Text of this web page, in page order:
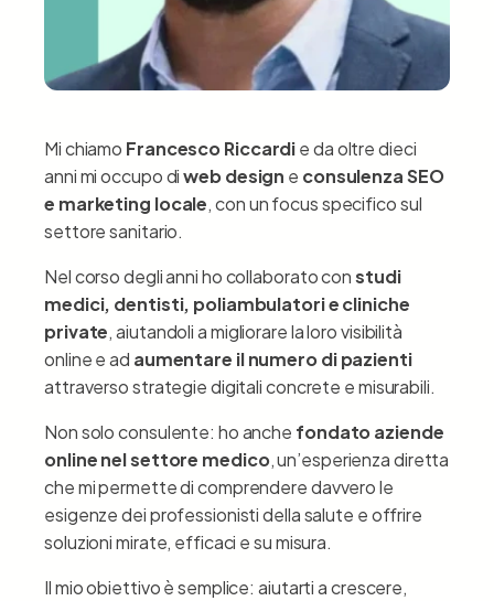
Mi chiamo Francesco Riccardie da oltre dieci
anni mi occupo diweb design e consulenza SEO
e marketing locale, con un focus specifico sul
settore sanitario.
Nel corso degli anni ho collaborato constudi
medici, dentisti, poliambulatori e cliniche
private, aiutandoli a migliorare la loro visibilità
online e ad aumentare il numero di pazienti
attraverso strategie digitali concrete e misurabili.
Non solo consulente: ho anche fondato aziende
online nel settore medico, un’esperienza diretta
che mi permette di comprendere davvero le
esigenze dei professionisti della salute e offrire
soluzioni mirate, efficaci e su misura.
Il mio obiettivo è semplice: aiutarti a crescere,